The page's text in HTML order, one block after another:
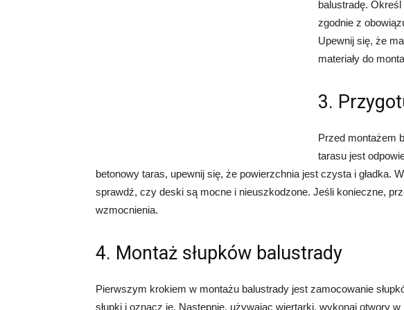
balustradę.
zgodnie z
Upewnij się, że
materiały do
3.
Przed montażem
tarasu jest
betonowy taras, upewnij się, że powierzchnia jest czysta i gładka.
sprawdź, czy deski są mocne i nieuszkodzone. Jeśli konieczne,
wzmocnienia.
4. Montaż słupków balustrady
Pierwszym krokiem w montażu balustrady jest zamocowanie
słupki i oznacz je. Następnie, używając wiertarki, wykonaj otwory w